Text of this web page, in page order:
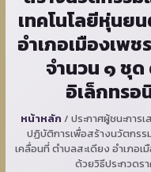
เทคโนโลยีหุ่นย
อำเภอเมืองเพ
จำนวน ๑ ชุด
อิเล็กทร
หน้าหลัก / ประกาศผู้ชนะการ
ปฏิบัติการเพื่อสร้างนวัตกรร
เคลื่อนที่ ตำบลสะเดียง อำเภอ
ด้วยวิธีประกวดร